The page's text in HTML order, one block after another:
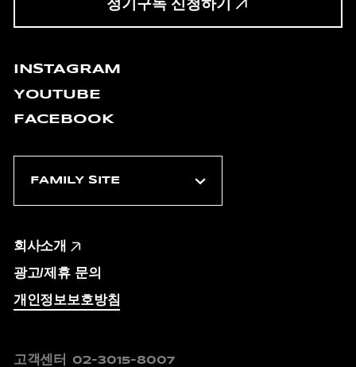
정기구독 신청하기
INSTAGRAM
YOUTUBE
FACEBOOK
회사소개
광고/제휴 문의
개인정보보호방침
고객센터 02-3015-8007